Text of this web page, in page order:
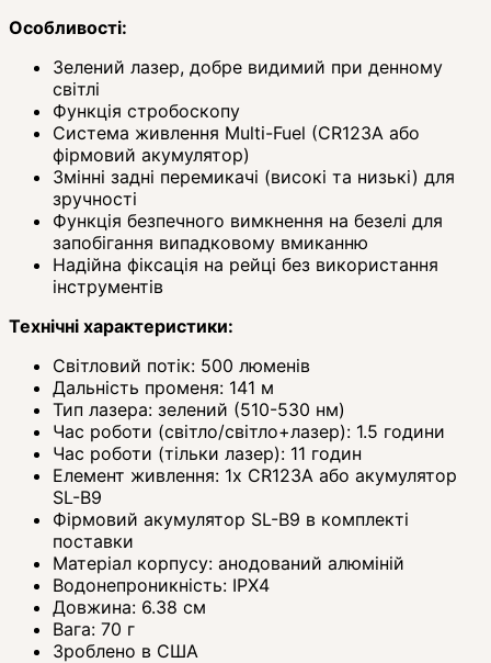
Особливості:
Зелений лазер, добре видимий при денному
світлі
Функція стробоскопу
Система живлення Multi-Fuel (CR123A або
фірмовий акумулятор)
Змінні задні перемикачі (високі та низькі) для
зручності
Функція безпечного вимкнення на безелі для
запобігання випадковому вмиканню
Надійна фіксація на рейці без використання
інструментів
Технічні характеристики:
Світловий потік: 500 люменів
Дальність променя: 141 м
Тип лазера: зелений (510-530 нм)
Час роботи (світло/світло+лазер): 1.5 години
Час роботи (тільки лазер): 11 годин
Елемент живлення: 1x CR123A або акумулятор
SL-B9
Фірмовий акумулятор SL-B9 в комплекті
поставки
Матеріал корпусу: анодований алюміній
Водонепроникність: IPX4
Довжина: 6.38 см
Вага: 70 г
Зроблено в США